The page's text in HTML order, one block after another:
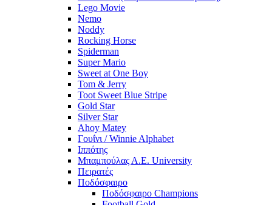
Lego Movie
Nemo
Noddy
Rocking Horse
Spiderman
Super Mario
Sweet at One Boy
Tom & Jerry
Toot Sweet Blue Stripe
Gold Star
Silver Star
Ahoy Matey
Γουΐνι / Winnie Alphabet
Ιππότης
Μπαμπούλας Α.Ε. University
Πειρατές
Ποδόσφαιρο
Ποδόσφαιρο Champions